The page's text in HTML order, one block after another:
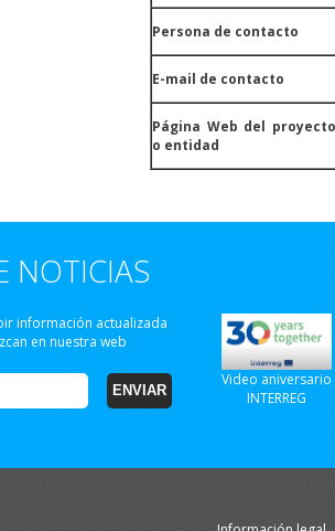
Persona de contacto
E-mail de contacto
Página Web del proyecto
o entidad
NOTICIAS
información actualizada
en nuestra web
Video aniversario
INTERREG